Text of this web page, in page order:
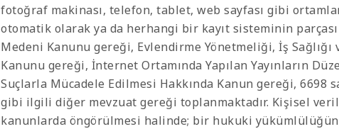
fotoğraf makinası, telefon, tablet, web sayfası gibi
otomatik olarak ya da herhangi bir kayıt sisteminin parçası
Medeni Kanunu gereği, Evlendirme Yönetmeliği, İş
Kanunu gereği, İnternet Ortamında Yapılan Yayınların
Suçlarla Mücadele Edilmesi Hakkında Kanun gereği, 6698
gibi ilgili diğer mevzuat gereği toplanmaktadır. Kişisel
kanunlarda öngörülmesi halinde; bir hukuki